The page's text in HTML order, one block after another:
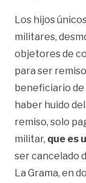
Los hijos
militares,
objetores de
para ser
beneficiario de
haber huido
remiso, solo
militar, que es
ser cancelado
La Grama, en